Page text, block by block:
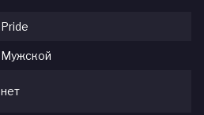
Pride
Мужской
нет